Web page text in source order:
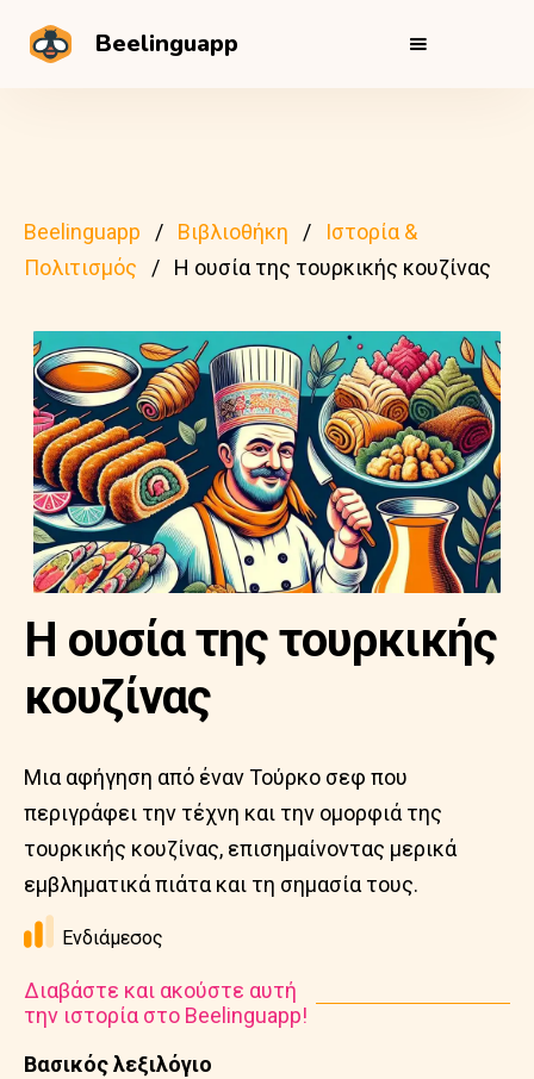
Beelinguapp
Beelinguapp Βιβλιοθήκη
Ιστορία &
Πολιτισμός
Η ουσία της τουρκικής κουζίνας
Βασικός λεξιλόγιο
Η ουσία της τουρκικής
κουζίνας
Μια αφήγηση από έναν Τούρκο σεφ που
περιγράφει την τέχνη και την ομορφιά της
τουρκικής κουζίνας, επισημαίνοντας μερικά
εμβληματικά πιάτα και τη σημασία τους.
Ενδιάμεσος
Διαβάστε και ακούστε αυτή
την ιστορία στο Beelinguapp!